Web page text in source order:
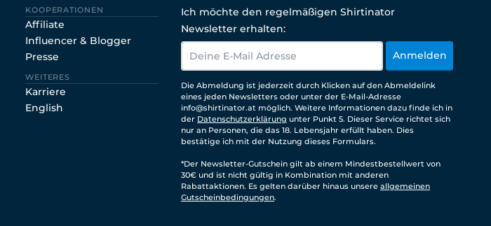
KOOPERATIONEN
Affiliate
Influencer & Blogger
Presse
WEITERES
Karriere
English
Ich möchte den regelmäßigen Shirtinator
Newsletter erhalten:
Anmelden
Die Abmeldung ist jederzeit durch Klicken auf den Abmeldelink
eines jeden Newsletters oder unter der E-Mail-Adresse
info@shirtinator.at möglich. Weitere Informationen dazu finde ich in
der Datenschutzerklärung unter Punkt 5. Dieser Service richtet sich
nur an Personen, die das 18. Lebensjahr erfüllt haben. Dies
bestätige ich mit der Nutzung dieses Formulars.
*Der Newsletter-Gutschein gilt ab einem Mindestbestellwert von
30€ und ist nicht gültig in Kombination mit anderen
Rabattaktionen. Es gelten darüber hinaus unsere allgemeinen
Gutscheinbedingungen.